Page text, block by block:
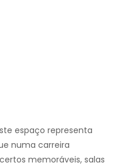
espaço representa
numa carreira
memoráveis, salas